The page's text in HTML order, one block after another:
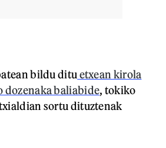
bildu ditu etxean kirola
dozenaka baliabide, tokiko
sortu dituztenak